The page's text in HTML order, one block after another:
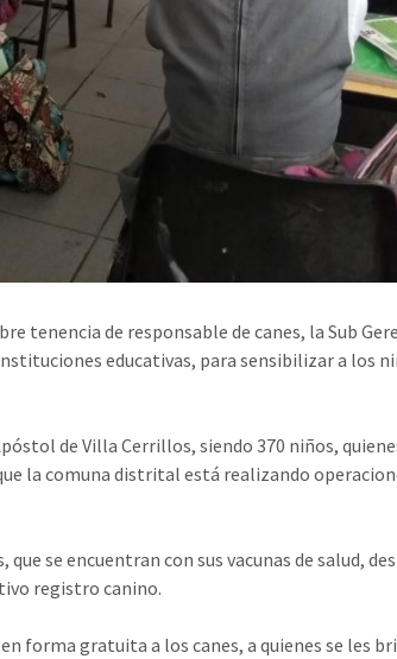
tenencia de responsable de canes, la Sub
educativas, para sensibilizar a los
de Villa Cerrillos, siendo 370 niños,
la comuna distrital está realizando
se encuentran con sus vacunas de salud,
registro canino.
forma gratuita a los canes, a quienes se les